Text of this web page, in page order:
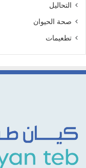
التحاليل
صحة الحيوان
تطعيمات